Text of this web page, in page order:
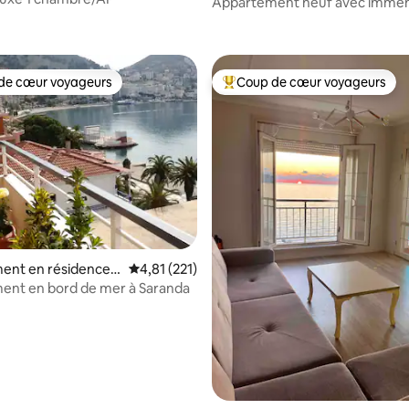
base de 112 commentaires : 4,92 sur 5
cœur voyageurs les plus appréciés
cœur voyageurs
en résidence ⋅
Évaluation moyenne sur la base de 221
4,81 (221)
en bord de mer à Saranda
Coups de cœur voyageurs les
Coup de cœur voyageurs